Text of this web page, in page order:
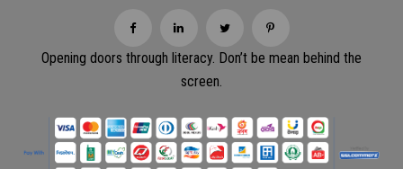
Opening doors through literacy. Don’t be mean behind the
screen.